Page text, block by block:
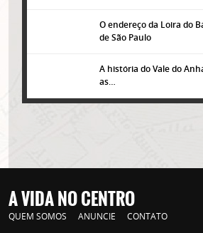
O endereço da Loira do
de São Paulo
A história do Vale do
as…
A VIDA NO CENTRO
QUEM SOMOS ANUNCIE CONTATO